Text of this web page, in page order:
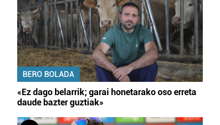
BERO BOLADA
«Ez dago belarrik; garai honetarako oso erreta
daude bazter guztiak»